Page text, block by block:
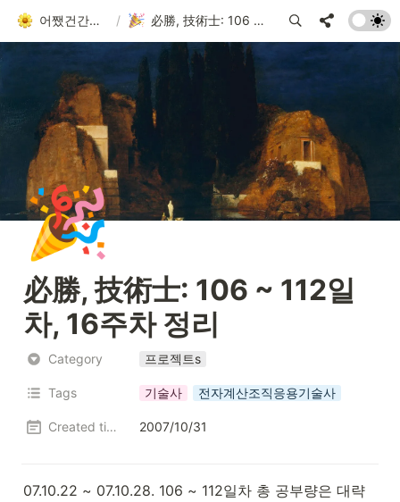
어쨌건간에 흘러가는 者 / 必勝, 技術士: 106 ~ 112일차, 16주차 정리
🎉
必勝, 技術士: 106 ~ 112일
차, 16주차 정리
Category 프로젝트s
Tags 기술사 전자계산조직응용기술사
Created time 2007/10/31